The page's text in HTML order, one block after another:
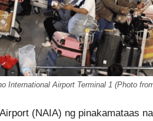
International Airport Terminal 1 (Photo
(NAIA) ng pinakamataas